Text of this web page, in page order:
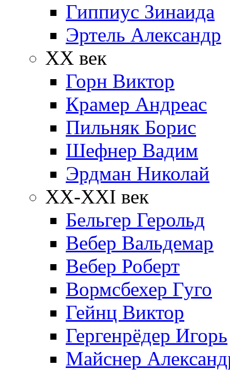
Гиппиус Зинаида
Эртель Александр
XX век
Горн Виктор
Крамер Андреас
Пильняк Борис
Шефнер Вадим
Эрдман Николай
ХХ-XXI век
Бельгер Герольд
Вебер Вальдемар
Вебер Роберт
Вормсбехер Гуго
Гейнц Виктор
Гергенрёдер Игорь
Майснер